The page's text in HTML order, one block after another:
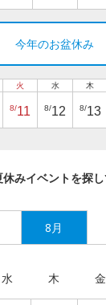
今年のお盆休み
火
8/11
水
8/12
木
8/13
みイベントを探
8月
水 木 金